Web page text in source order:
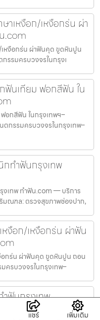
าเหงือก/เหงือกร่น ผ่า
.com
หงือกร่น ผ่าฟันคุด ขูดหินปูน
รมครบวงจรในกรุงเ
ฟันเทียม ฟอกสีฟัน ใน
อกสีฟัน ในกรุงเทพฯ–
รรมครบวงจรในกรุงเทพ–
ทำฟันกรุงเทพ
เทพ ทำฟัน.com — บริการ
มณฑล: ตรวจสุขภาพช่องปาก,
งือก/เหงือกร่น ผ่าฟัน
กร่น ผ่าฟันคุด ขูดหินปูน ถอน
รบวงจรในกรุงเทพ–
ฟันกรุงเทพ
แชร์ เพิ่มเติม